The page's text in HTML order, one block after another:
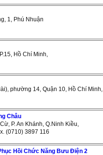
1, Phú Nhuận
Hồ Chí Minh,
phường 14, Quận 10, Hồ Chí Minh,
Châu
P. An Khánh, Q.Ninh Kiều,
(0710) 3897 116
Hồi Chức Năng Bưu Điện 2